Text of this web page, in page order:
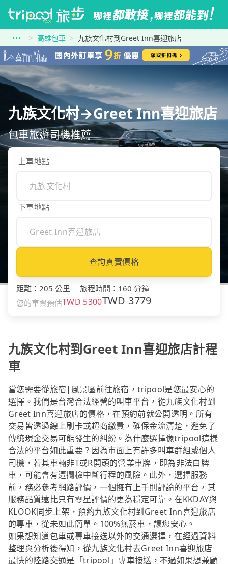
高雄包車 九族文化村到Greet Inn喜迎旅店
九族文化村→Greet Inn喜迎旅店
包車旅遊司機推薦
上車地點
下車地點
查詢真實價格
距離 ： 205 公里 旅程時間 ： 160 分鐘
您的車資預估TWD5300TWD 3779
九族文化村到Greet Inn喜迎旅店計程
車
當您需要從旅宿|風景區前往旅宿，tripool是您最安心的
選擇。我們是台灣合法經營的叫車平台，從九族文化村到
Greet Inn喜迎旅店的價格，在預約前就公開透明。所有
交易皆透過線上刷卡或超商繳費，確保金流清楚，避免了
傳統現金交易可能發生的糾紛。為什麼選擇像tripool這樣
合法的平台如此重要？因為市面上有許多叫車群組或個人
司機，若其車輛非T或R開頭的營業車牌，即為非法白牌
車，可能會有遭攔檢中斷行程的風險。此外，選擇服務
前，務必參考網路評價，一個擁有上千則評論的平台，其
服務品質遠比只有零星評價的更為穩定可靠。在KKDAY與
KLOOK同步上架，預約九族文化村到Greet Inn喜迎旅店
的專車，從未如此簡單。100%無菸車，讓您安心。
如果想知道包車或專車接送以外的交通選擇，在經過資料
整理與分析後得知，從九族文化村去Greet Inn喜迎旅店
最快的陸路交通是「tripool」專車接送，不過如果想兼顧